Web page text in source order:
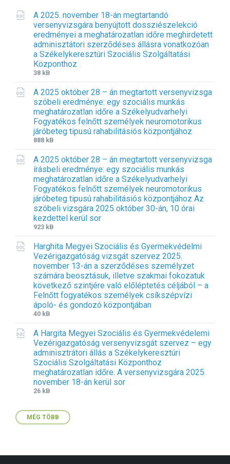
A 2025. november 18-án megtartandó
versenyvizsgára benyújtott dossziészelekció
eredményei a meghatározatlan időre meghirdetett
adminisztátori szerződéses állásra vonatkozóan
a Székelykeresztúri Szociális Szolgáltatási
Központhoz
F
i
l
e
e
x
t
e
n
s
i
o
n
:
d
o
c
F
i
l
e
s
i
z
e
:
38 kB
A 2025 október 28 – án megtartott versenyvizsga
szóbeli eredménye: egy szociális munkás
meghatározatlan időre a Székelyudvarhelyi
Fogyatékos felnőtt személyek neuromotorikus
járóbeteg tipusú rahabilitásiós központjához
F
i
l
e
e
x
t
e
n
s
i
o
n
:
d
o
c
x
F
i
l
e
s
i
z
e
:
888 kB
A 2025 október 28 – án megtartott versenyvizsga
írásbeli eredménye: egy szociális munkás
meghatározatlan időre a Székelyudvarhelyi
Fogyatékos felnőtt személyek neuromotorikus
járóbeteg tipusú rahabilitásiós központjához Az
szóbeli vizsgára 2025 október 30-án, 10 órai
kezdettel kerül sor
F
i
l
e
e
x
t
e
n
s
i
o
n
:
d
o
c
x
F
i
l
e
s
i
z
e
:
923 kB
Harghita Megyei Szociális és Gyermekvédelmi
Vezérigazgatóság vizsgát szervez 2025.
november 13-án a szerződéses személyzet
számára beosztásuk, illetve szakmai fokozatuk
következő szintjére való előléptetés céljából – a
Felnőtt fogyatékos személyek csíkszépvízi
ápoló- és gondozó központjában
F
i
l
e
e
x
t
e
n
i
o
F
i
l
e
s
i
z
e
:
40 kB
A Hargita Megyei Szociális és Gyermekvédelemi
Vezérigazgatóság versenyvizsgát szervez – egy
adminisztrátori állás a Székelykeresztúri
Szociális Szolgáltatási Központhoz
meghatározatlan időre. A versenyvizsgára 2025.
november 18-án kerül sor
F
l
e
F
l
e
26 kB
MÉG TÖBB